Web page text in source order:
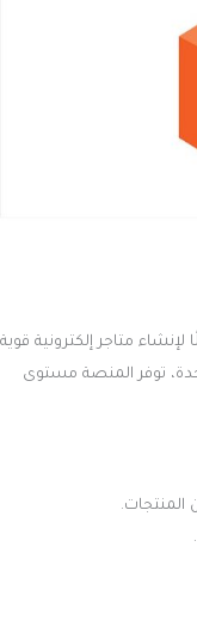
لإنشاء متاجر إلكترونية قوية
توفر المنصة مستوى
المنتجات.